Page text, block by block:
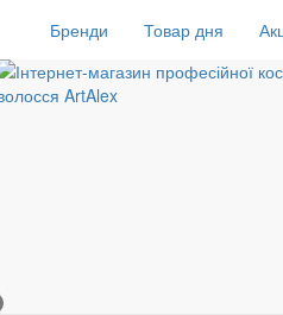
Бренди Товар дня